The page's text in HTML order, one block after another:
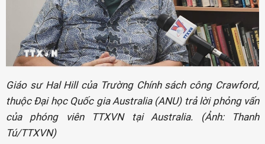
Giáo sư Hal Hill của Trường Chính sách công Crawford,
thuộc Đại học Quốc gia Australia (ANU) trả lời phỏng vấn
của phóng viên TTXVN tại Australia. (Ảnh: Thanh
Tú/TTXVN)